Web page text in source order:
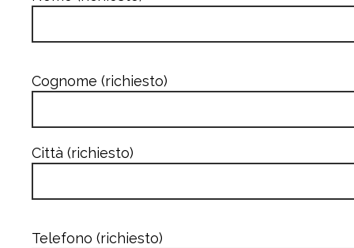
Cognome (richiesto)
Città (richiesto)
Telefono (richiesto)